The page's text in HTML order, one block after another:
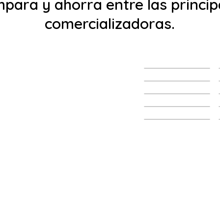
y ahorra entre las
comercializadoras.